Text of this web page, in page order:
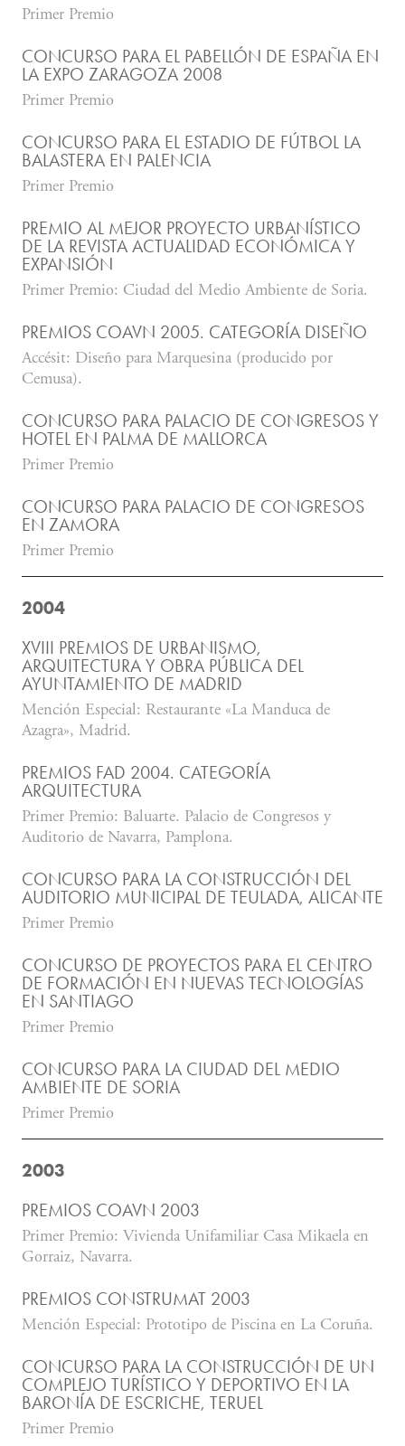
Primer Premio
CONCURSO PARA EL PABELLÓN DE ESPAÑA EN
LA EXPO ZARAGOZA 2008
Primer Premio
CONCURSO PARA EL ESTADIO DE FÚTBOL LA
BALASTERA EN PALENCIA
Primer Premio
PREMIO AL MEJOR PROYECTO URBANÍSTICO
DE LA REVISTA ACTUALIDAD ECONÓMICA Y
EXPANSIÓN
Primer Premio: Ciudad del Medio Ambiente de Soria.
PREMIOS COAVN 2005. CATEGORÍA DISEÑO
Accésit: Diseño para Marquesina (producido por
Cemusa).
CONCURSO PARA PALACIO DE CONGRESOS Y
HOTEL EN PALMA DE MALLORCA
Primer Premio
CONCURSO PARA PALACIO DE CONGRESOS
EN ZAMORA
Primer Premio
2004
XVIII PREMIOS DE URBANISMO,
ARQUITECTURA Y OBRA PÚBLICA DEL
AYUNTAMIENTO DE MADRID
Mención Especial: Restaurante «La Manduca de
Azagra», Madrid.
PREMIOS FAD 2004. CATEGORÍA
ARQUITECTURA
Primer Premio: Baluarte. Palacio de Congresos y
Auditorio de Navarra, Pamplona.
CONCURSO PARA LA CONSTRUCCIÓN DEL
AUDITORIO MUNICIPAL DE TEULADA, ALICANTE
Primer Premio
CONCURSO DE PROYECTOS PARA EL CENTRO
DE FORMACIÓN EN NUEVAS TECNOLOGÍAS
EN SANTIAGO
Primer Premio
CONCURSO PARA LA CIUDAD DEL MEDIO
AMBIENTE DE SORIA
Primer Premio
2003
PREMIOS COAVN 2003
Primer Premio: Vivienda Unifamiliar Casa Mikaela en
Gorraiz, Navarra.
PREMIOS CONSTRUMAT 2003
Mención Especial: Prototipo de Piscina en La Coruña.
CONCURSO PARA LA CONSTRUCCIÓN DE UN
COMPLEJO TURÍSTICO Y DEPORTIVO EN LA
BARONÍA DE ESCRICHE, TERUEL
Primer Premio